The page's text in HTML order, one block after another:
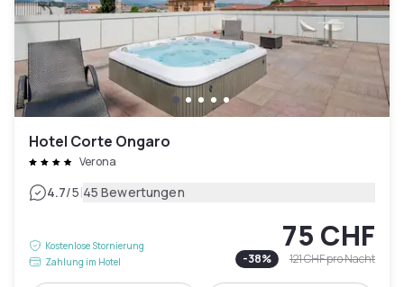
Hotel Corte Ongaro
Verona
4.7/5|45 Bewertungen
Kostenlose Stornierung
Zahlung im Hotel
75 CHF
-38% 121 CHFpro Nacht